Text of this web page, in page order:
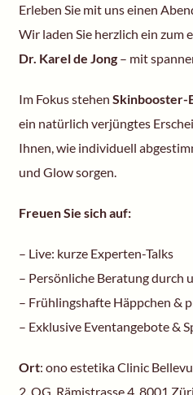
Erleben Sie mit uns einen
Wir laden Sie herzlich ein zum
Dr. Karel de Jong – mit
Im Fokus stehenSkinbooster-
ein natürlich verjüngtes
Ihnen, wie individuell
und Glow sorgen.
Freuen Sie sich auf:
– Live: kurze Experten-Talks
– Persönliche Beratung durch
– Frühlingshafte Häppchen &
– Exklusive Eventangebote &
Ort: ono estetika Clinic
2. OG, Rämistrasse 4, 8001